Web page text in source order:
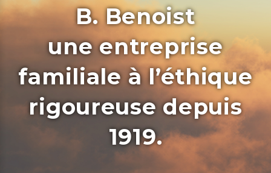
B. Benoist
une entreprise
familiale à l’éthique
rigoureuse depuis
1919.